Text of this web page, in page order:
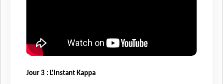
Jour 3 : L'Instant Kappa